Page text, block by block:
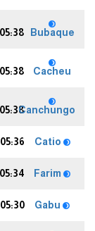
Bubaque 05:38 ص
Cacheu 05:38 ص
Canchungo05:38 ص
05:36 ص
05:34 ص
05:30 ص